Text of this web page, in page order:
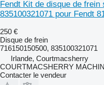
Fendt Kit de disque de frein
835100321071 pour Fendt
250 €
Disque de frein
716150150500, 835100321071
Irlande, Courtmacsherry
COURTMACSHERRY
Contacter le vendeur